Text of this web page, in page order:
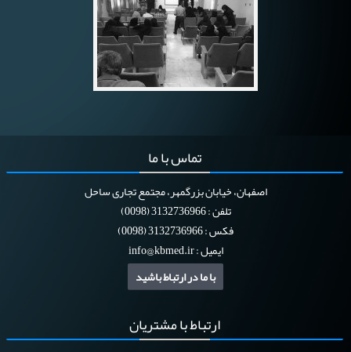
تماسبا ما
اصفهان، خیابان بزرگمهر، مجتمع تجاری ساحل
تلفن : 3132736966 (0098)
فکس : 3132736966 (0098)
ایمیل :info@kbmed.ir
با ما در ارتباط باشید
ارتباطبا مشتریان